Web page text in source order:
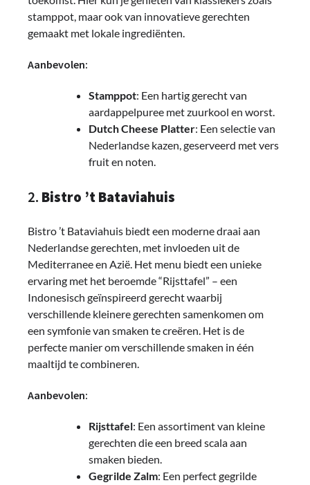
stamppot, maar ook van innovatieve gerechten
gemaakt met lokale ingrediënten.
Aanbevolen:
Stamppot: Een hartig gerecht van
aardappelpuree met zuurkool en worst.
Dutch Cheese Platter: Een selectie van
Nederlandse kazen, geserveerd met vers
fruit en noten.
2. Bistro ’t Bataviahuis
Bistro ’t Bataviahuis biedt een moderne draai aan
Nederlandse gerechten, met invloeden uit de
Mediterranee en Azië. Het menu biedt een unieke
ervaring met het beroemde “Rijsttafel” – een
Indonesisch geïnspireerd gerecht waarbij
verschillende kleinere gerechten samenkomen om
een symfonie van smaken te creëren. Het is de
perfecte manier om verschillende smaken in één
maaltijd te combineren.
Aanbevolen:
Rijsttafel: Een assortiment van kleine
gerechten die een breed scala aan
smaken bieden.
Gegrilde Zalm: Een perfect gegrilde